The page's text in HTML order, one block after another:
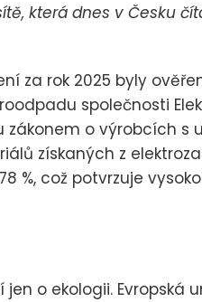
která dnes v Česku
za rok 2025 byly
společnosti
zákonem o výrobcích s
získaných z
%, což potvrzuje
o ekologii. Evropská